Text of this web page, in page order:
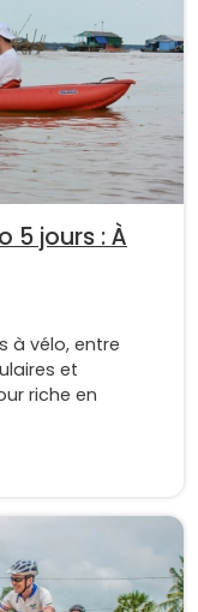
5 jours : À
à vélo, entre
et
riche en